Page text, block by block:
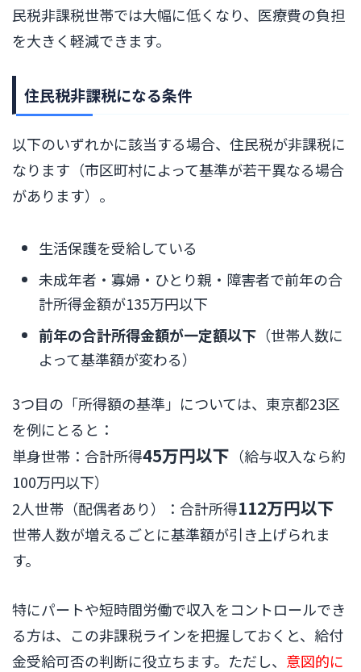
民税非課税世帯では大幅に低くなり、医療費の負担
を大きく軽減できます。
住民税非課税になる条件
以下のいずれかに該当する場合、住民税が非課税に
なります（市区町村によって基準が若干異なる場合
があります）。
生活保護を受給している
未成年者・寡婦・ひとり親・障害者で前年の合
計所得金額が135万円以下
前年の合計所得金額が一定額以下 （世帯人数に
よって基準額が変わる）
3つ目の「所得額の基準」については、東京都23区
を例にとると：
単身世帯：合計所得45万円以下 （給与収入なら約
100万円以下）
2人世帯（配偶者あり）：合計所得112万円以下
世帯人数が増えるごとに基準額が引き上げられま
す。
特にパートや短時間労働で収入をコントロールでき
る方は、この非課税ラインを把握しておくと、給付
金受給可否の判断に役立ちます。ただし、 意図的に